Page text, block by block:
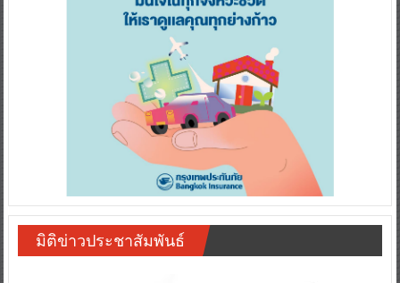
มิติข่าวประชาสัมพันธ์